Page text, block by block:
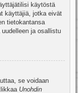
käytöstä
käyttäjiä, jotka eivät
tietokantansa
ja osallistu
se voidaan
Unohdin